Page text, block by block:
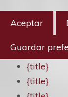
Aceptar
Guardar
{title}
{title}